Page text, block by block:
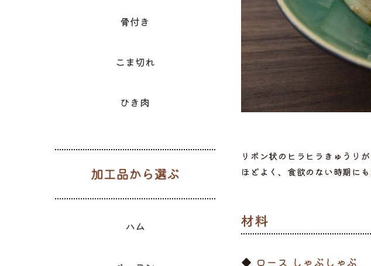
リボン状のヒラヒラきゅうり
ほどよく、食欲のない時期に
◆ ロース しゃぶしゃぶ
骨付き
こま切れ
ひき肉
加工品から選ぶ
ハム